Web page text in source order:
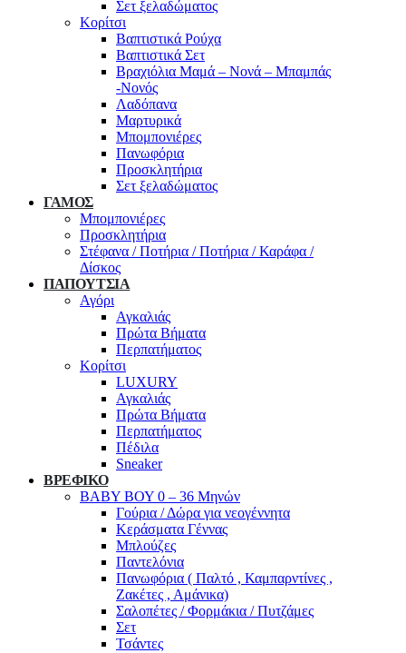
Σετ ξελαδώματος
Κορίτσι
Βαπτιστικά Ρούχα
Βαπτιστικά Σετ
Βραχιόλια Μαμά – Νονά – Μπαμπάς
-Νονός
Λαδόπανα
Μαρτυρικά
Μπομπονιέρες
Πανωφόρια
Προσκλητήρια
Σετ ξελαδώματος
ΓΑΜΟΣ
Μπομπονιέρες
Προσκλητήρια
Στέφανα / Ποτήρια / Ποτήρια / Καράφα /
Δίσκος
ΠΑΠΟΥΤΣΙΑ
Αγόρι
Αγκαλιάς
Πρώτα Βήματα
Περπατήματος
Κορίτσι
LUXURY
Αγκαλιάς
Πρώτα Βήματα
Περπατήματος
Πέδιλα
Sneaker
ΒΡΕΦΙΚΟ
ΒΑΒΥ ΒΟΥ 0 – 36 Μηνών
Γούρια / Δώρα για νεογέννητα
Κεράσματα Γέννας
Μπλούζες
Παντελόνια
Πανωφόρια ( Παλτό , Καμπαρντίνες ,
Ζακέτες , Αμάνικα)
Σαλοπέτες / Φορμάκια / Πυτζάμες
Σετ
Τσάντες